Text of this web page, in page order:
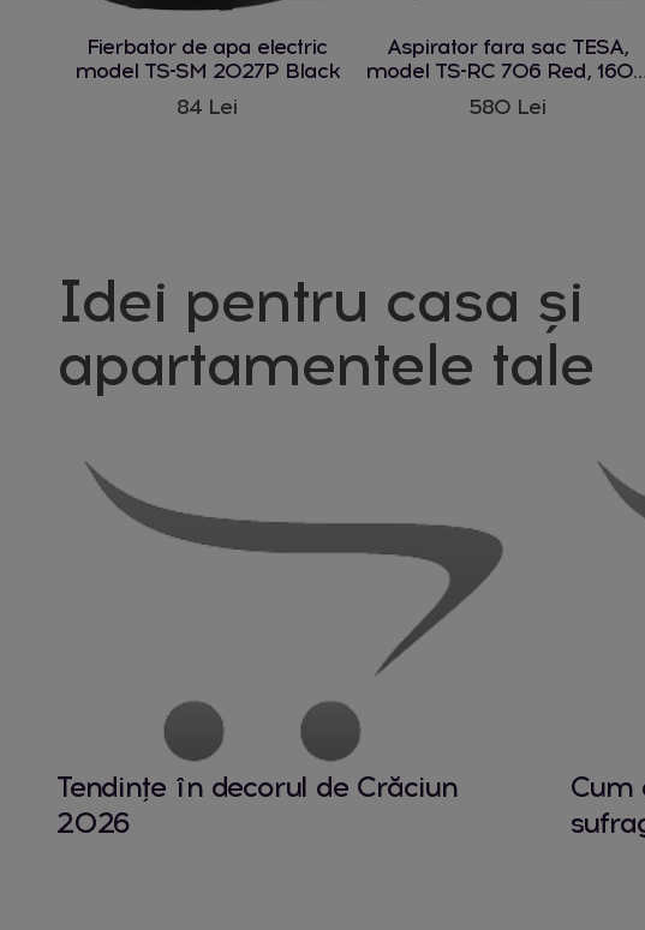
Fierbator de apa electric
model TS-SM 2027P Black
84 Lei
Aspirator fara sac TESA,
model TS-RC 706 Red, 1600
W
580 Lei
Idei pentru casa și
apartamentele tale
Tendințe în decorul de Crăciun
2026
Cum